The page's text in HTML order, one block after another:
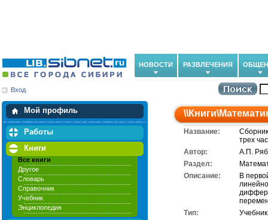
НОВОСТИ РАЗВЛЕЧЕНИЯ
Вход
Мой профиль
Мои закладки
Работы
Книги
Все книги
Другое
Словарь
Справочник
Учебник
Энциклопедия
\\Книги\
Название:
трех
Автор:
А.П.
Раздел:
Описание:
В
Тип:
Учебник